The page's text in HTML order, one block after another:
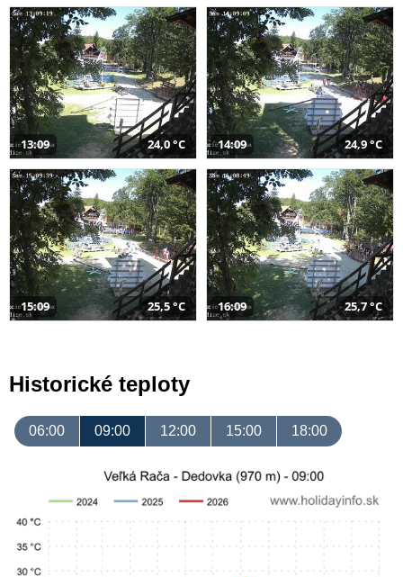
13:09 24,0 °C 14:09 24,9 °C
15:09 25,5 °C 16:09 25,7 °C
Historické teploty
06:00 09:00 12:00 15:00 18:00